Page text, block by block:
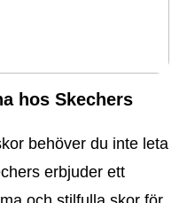
hos Skechers
behöver du inte leta
erbjuder ett